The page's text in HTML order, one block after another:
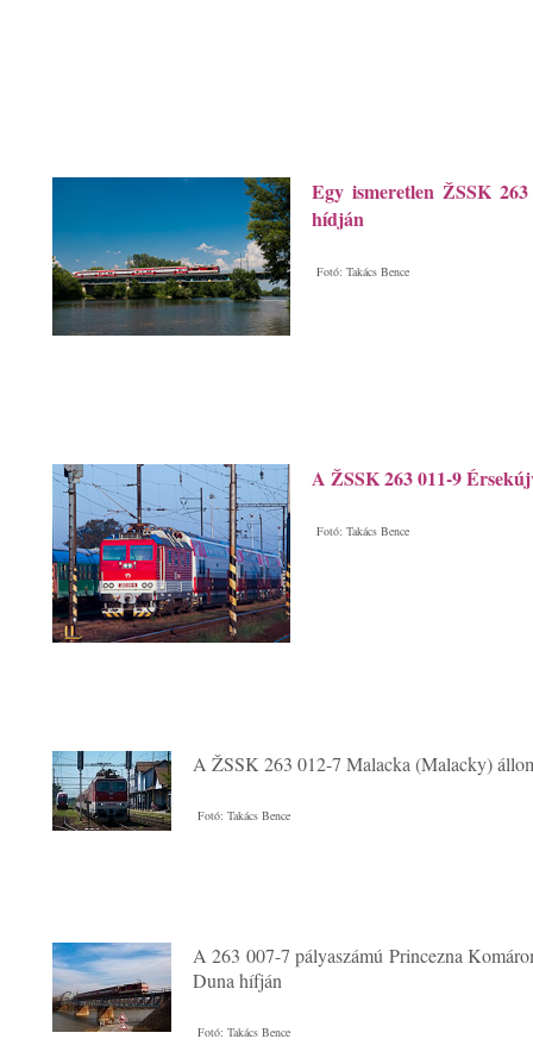
Egy ismeretlen ŽSSK
hídján
Fotó: Takács Bence
A ŽSSK 263 011-9
Fotó: Takács Bence
A ŽSSK 263 012-7 Malacka (Malacky)
Fotó: Takács Bence
A 263 007-7 pályaszámú Princezna
Duna hífján
Fotó: Takács Bence